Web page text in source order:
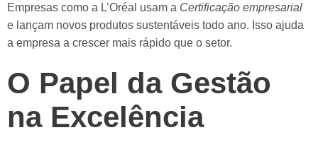
Empresas como a L’Oréal usam a Certificação empresarial
e lançam novos produtos sustentáveis todo ano. Isso ajuda
a empresa a crescer mais rápido que o setor.
O Papel da Gestão
na Excelência